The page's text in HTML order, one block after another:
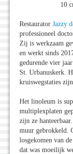
10
Restaurator Jazzy
professioneel
Zij is werkzaam
en werkt sinds
gedurende vier
St. Urbanuskerk.
kruiswegstaties
Het linoleum is
multiplexplaten
zijn ze
muur gebrokkeld.
losgekomen van
dat was moeilijk